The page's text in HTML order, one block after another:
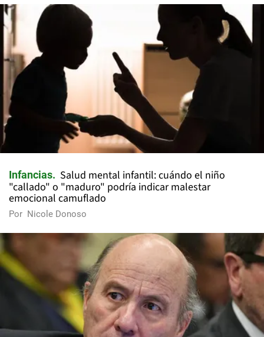
Infancias
Salud mental infantil: cuándo el niño
"callado" o "maduro" podría indicar malestar
emocional camuflado
Por Nicole Donoso